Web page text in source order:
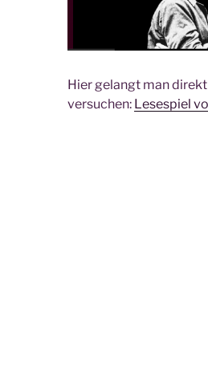
Hier gelangt man
versuchen: Lesespiel